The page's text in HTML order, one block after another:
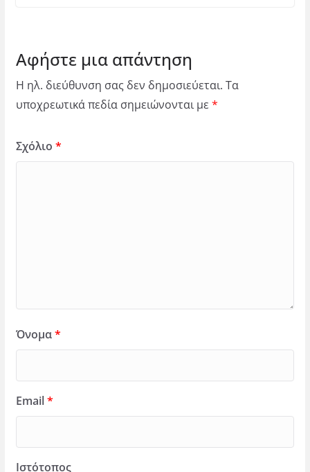
Αφήστε μια απάντηση
Η ηλ. διεύθυνση σας δεν δημοσιεύεται. Τα
υποχρεωτικά πεδία σημειώνονται με *
Σχόλιο *
Όνομα*
Email*
Ιστότοπος